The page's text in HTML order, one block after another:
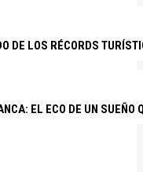
DE LOS RÉCORDS
EL ECO DE UN SUEÑO